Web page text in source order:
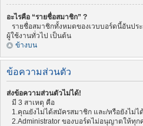
อะไรคือ “รายชื่อสมาชิก” ?
รายชื่อสมาชิกทั้งหมดของเวบบอร์ดนี้อันปร
ผู้ใช้งานทั่วไป เป็นต้น
ข้างบน
ข้อความส่วนตัว
ส่งข้อความส่วนตัวไม่ได้!
มี 3 สาเหตุ คือ
1.คุณยังไม่ได้สมัครสมาชิก และ/หรือยังไม่ไ
2.Administrator ของบอร์ดไม่อนุญาตให้ทุ